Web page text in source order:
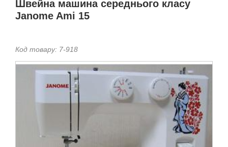
Швейна машина середнього класу
Janome Ami 15
Код товару: 7-918